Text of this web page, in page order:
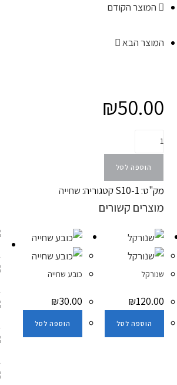
המוצר הקודם
המוצר הבא
₪50.00
הוספה לסל
מק"ט:S10-1 קטגוריה:שחייה
מוצרים קשורים
כובע שחייה
₪30.00
הוספה לסל
שנורקל
₪120.00
הוספה לסל